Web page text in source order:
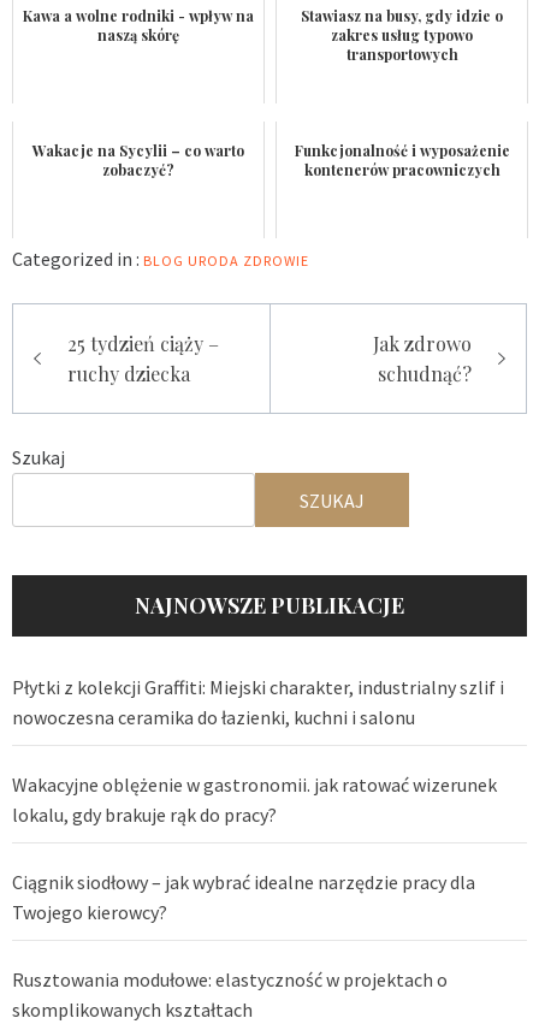
Kawa a wolne rodniki - wpływ na
naszą skórę
Stawiasz na busy, gdy idzie o
zakres usług typowo
transportowych
Wakacje na Sycylii – co warto
zobaczyć?
Funkcjonalność i wyposażenie
kontenerów pracowniczych
Categorized in : BLOG URODA ZDROWIE
wpisu25 tydzień ciąży –
ruchy dziecka
Jak zdrowo
schudnąć?
Szukaj
SZUKAJ
NAJNOWSZE PUBLIKACJE
Płytki z kolekcji Graffiti: Miejski charakter, industrialny szlif i
nowoczesna ceramika do łazienki, kuchni i salonu
Wakacyjne oblężenie w gastronomii. jak ratować wizerunek
lokalu, gdy brakuje rąk do pracy?
Ciągnik siodłowy – jak wybrać idealne narzędzie pracy dla
Twojego kierowcy?
Rusztowania modułowe: elastyczność w projektach o
skomplikowanych kształtach